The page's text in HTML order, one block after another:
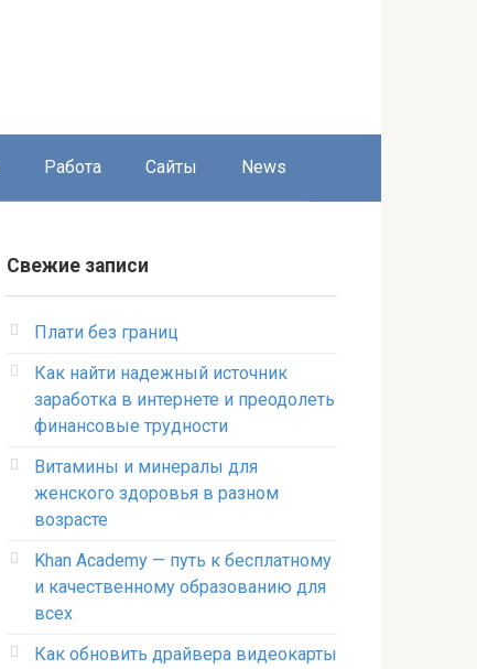
Работа Сайты News
Свежие записи
Плати без границ
Как найти надежный источник
заработка в интернете и преодолеть
финансовые трудности
Витамины и минералы для
женского здоровья в разном
возрасте
Khan Academy — путь к бесплатному
и качественному образованию для
всех
Как обновить драйвера видеокарты